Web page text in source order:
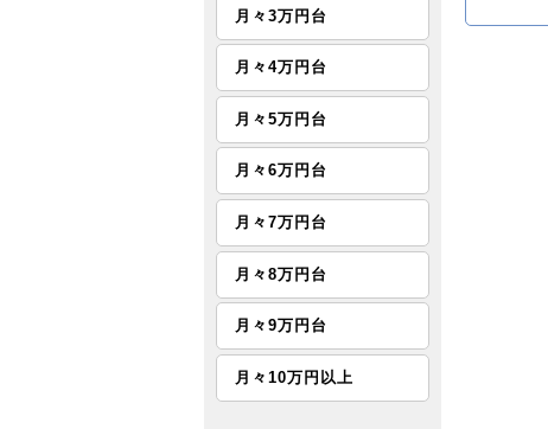
月々3万円台
月々4万円台
月々5万円台
月々6万円台
月々7万円台
月々8万円台
月々9万円台
月々10万円以上